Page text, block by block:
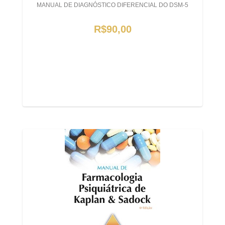
MANUAL DE DIAGNÓSTICO DIFERENCIAL DO DSM-5
R$90,00